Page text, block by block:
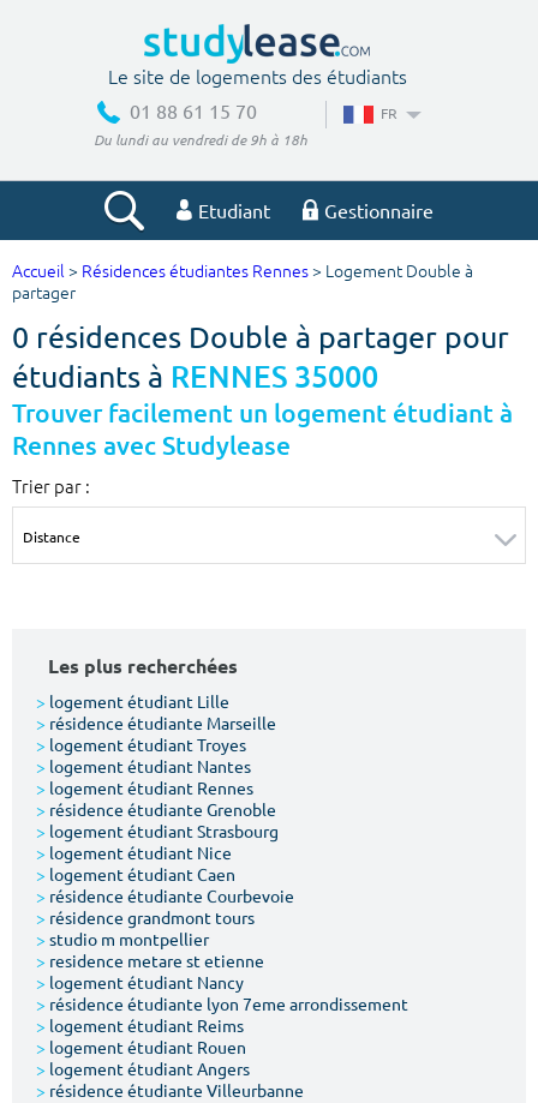
Le site de logements des étudiants
01 88 61 15 70
Du lundi au vendredi de 9h à 18h
FR
Etudiant Gestionnaire
Votre recherche
Ville, école
Budget min
€
Budget max
€
Surface min Surface max
Type de location
Votre date d'entrée
Chercher
Accueil > Résidences étudiantes Rennes > Logement Double à
partager
0 résidences Double à partager pour
étudiants à RENNES 35000
Trouver facilement un logement étudiant à
Rennes avec Studylease
Trier par :
Les plus recherchées
> logement étudiant Lille
> résidence étudiante Marseille
> logement étudiant Troyes
> logement étudiant Nantes
> logement étudiant Rennes
> résidence étudiante Grenoble
> logement étudiant Strasbourg
> logement étudiant Nice
> logement étudiant Caen
> résidence étudiante Courbevoie
> résidence grandmont tours
> studio m montpellier
> residence metare st etienne
> logement étudiant Nancy
> résidence étudiante lyon 7eme arrondissement
> logement étudiant Reims
> logement étudiant Rouen
> logement étudiant Angers
> résidence étudiante Villeurbanne